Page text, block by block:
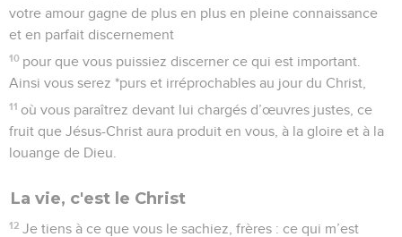
votre amour gagne de plus en plus en pleine connaissance
et en parfait discernement
10 pour que vous puissiez discerner ce qui est important.
Ainsi vous serez *purs et irréprochables au jour du Christ,
11 où vous paraîtrez devant lui chargés d’œuvres justes, ce
fruit que Jésus-Christ aura produit en vous, à la gloire et à la
louange de Dieu.
La vie, c'est le Christ
12 Je tiens à ce que vous le sachiez, frères : ce qui m’est